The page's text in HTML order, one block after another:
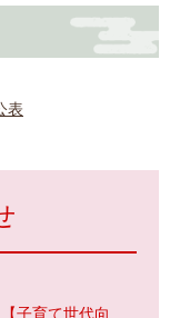
表
子育て世代向